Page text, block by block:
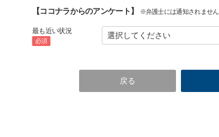
【ココナラからのアンケート】 ※弁護士には通知されません
最も近い状況
必須